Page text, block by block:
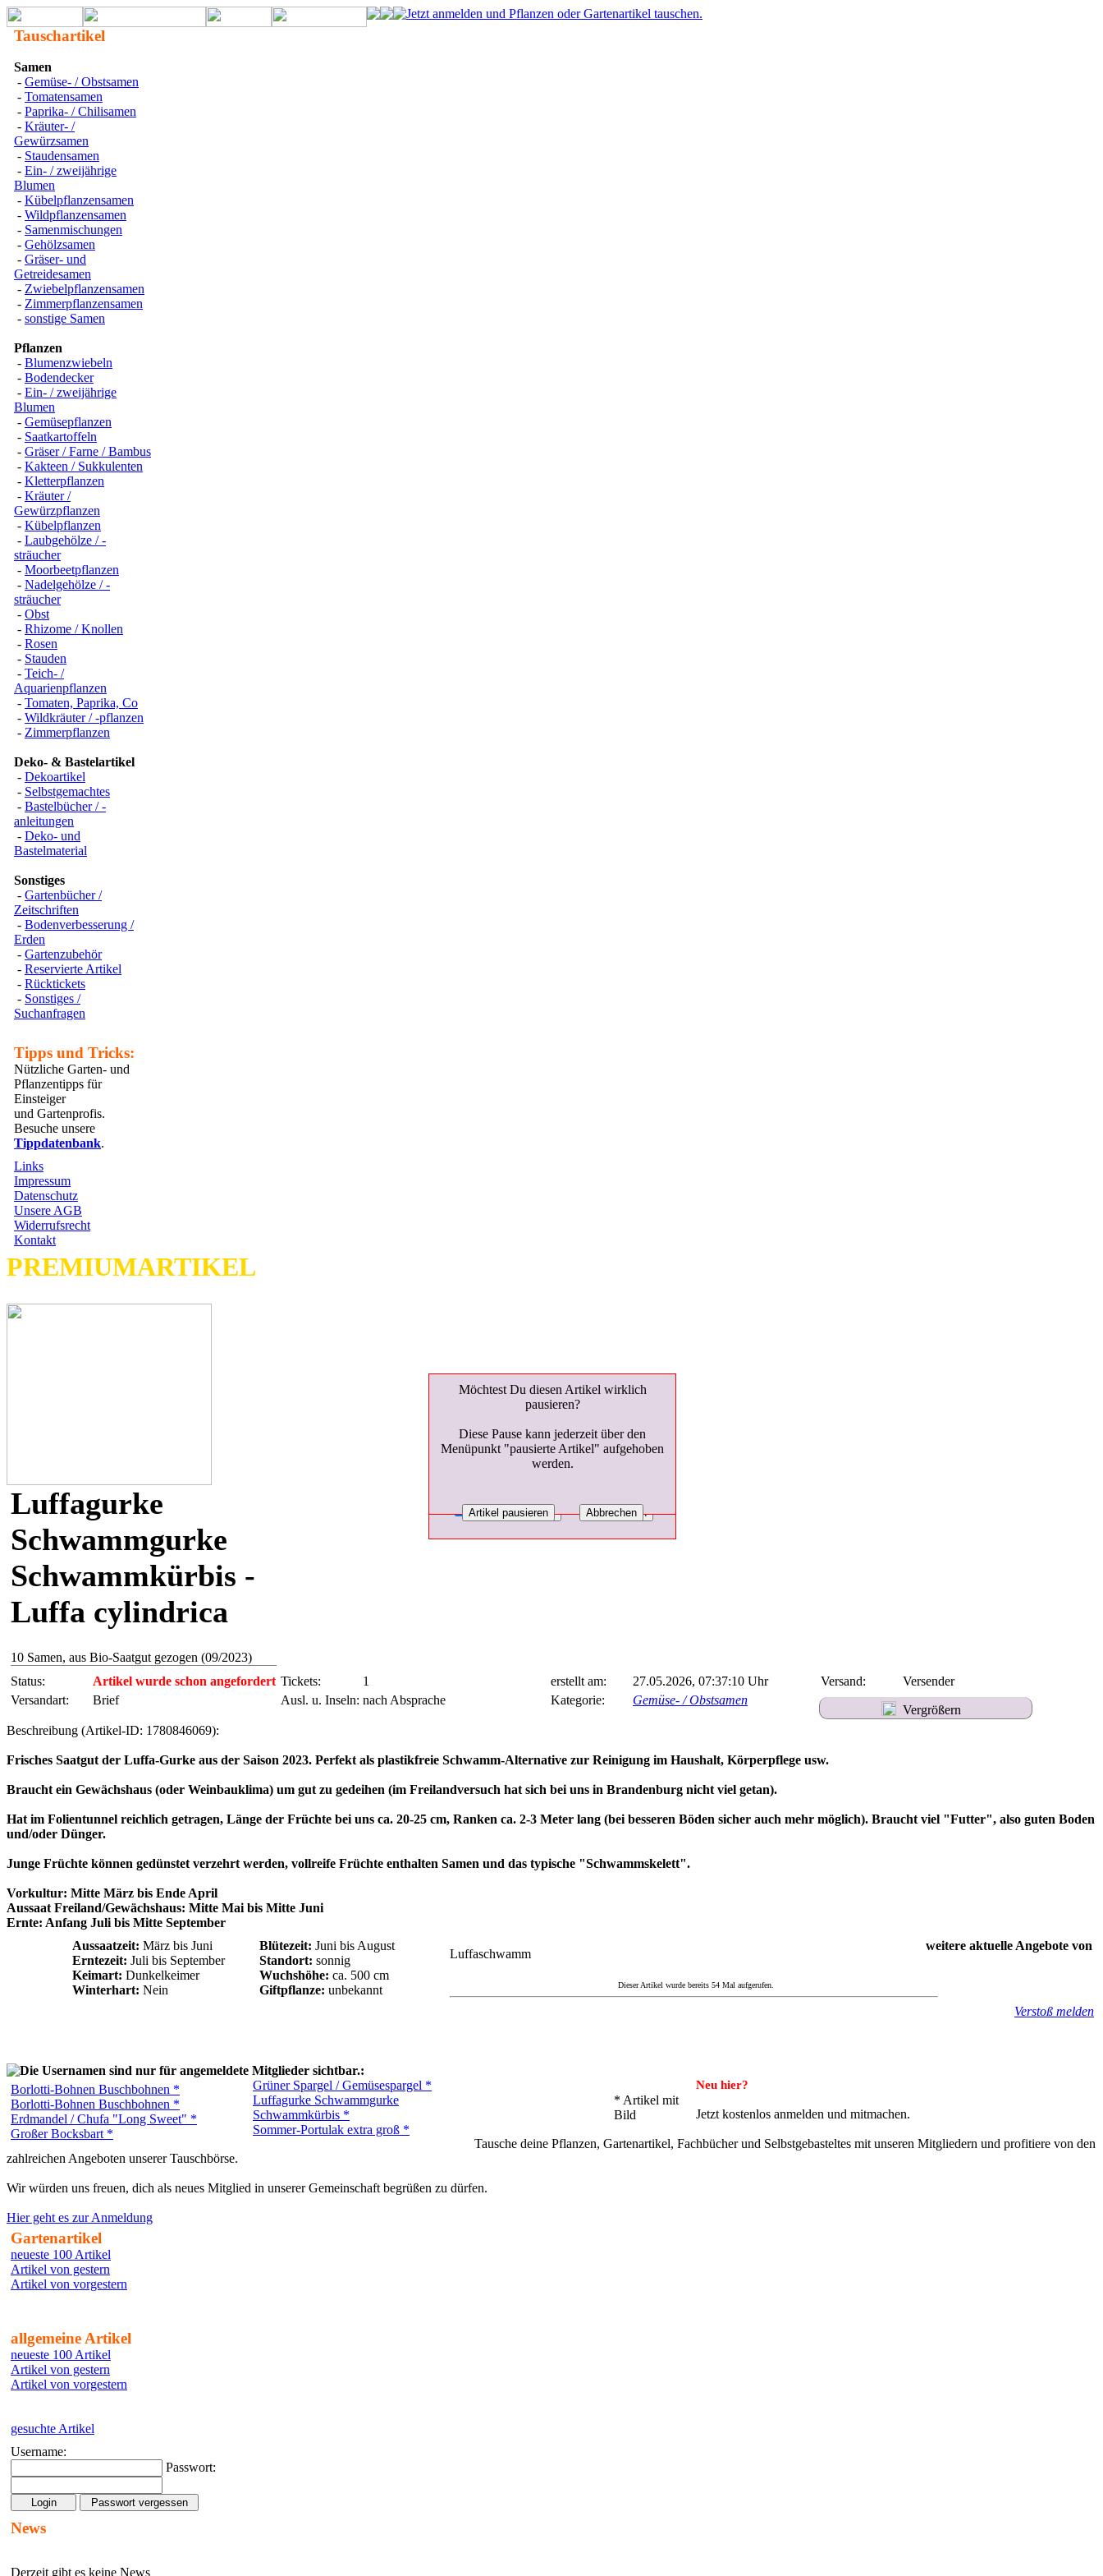
Tauschartikel
Samen
- Gemüse- / Obstsamen
- Tomatensamen
- Paprika- / Chilisamen
- Kräuter- /
Gewürzsamen
- Staudensamen
- Ein- / zweijährige
Blumen
- Kübelpflanzensamen
- Wildpflanzensamen
- Samenmischungen
- Gehölzsamen
- Gräser- und
Getreidesamen
- Zwiebelpflanzensamen
- Zimmerpflanzensamen
- sonstige Samen
Pflanzen
- Blumenzwiebeln
- Bodendecker
- Ein- / zweijährige
Blumen
- Gemüsepflanzen
- Saatkartoffeln
- Gräser / Farne / Bambus
- Kakteen / Sukkulenten
- Kletterpflanzen
- Kräuter /
Gewürzpflanzen
- Kübelpflanzen
- Laubgehölze / -
sträucher
- Moorbeetpflanzen
- Nadelgehölze / -
sträucher
- Obst
- Rhizome / Knollen
- Rosen
- Stauden
- Teich- /
Aquarienpflanzen
- Tomaten, Paprika, Co
- Wildkräuter / -pflanzen
- Zimmerpflanzen
Deko- & Bastelartikel
- Dekoartikel
- Selbstgemachtes
- Bastelbücher / -
anleitungen
- Deko- und
Bastelmaterial
Sonstiges
- Gartenbücher /
Zeitschriften
- Bodenverbesserung /
Erden
- Gartenzubehör
- Reservierte Artikel
- Rücktickets
- Sonstiges /
Suchanfragen
Tipps und Tricks:
Nützliche Garten- und
Pflanzentipps für
Einsteiger
und Gartenprofis.
Besuche unsere
Tippdatenbank.
Links
Impressum
Datenschutz
Unsere AGB
Widerrufsrecht
Kontakt
Möchtest Du diesen Artikel wirklich
anfordern?
Möchtest Du die Pause wirklich aufheben?
Artikel wieder angefordert werden.
Einstelldatum auf heutiges Datum ändern:
Möchtest Du diesen Artikel wirklich
pausieren?
Diese Pause kann jederzeit über den
Menüpunkt "pausierte Artikel" aufgehoben
werden.
PREMIUMARTIKEL
Luffagurke
Schwammgurke
Schwammkürbis -
Luffa cylindrica
10 Samen, aus Bio-Saatgut gezogen (09/2023)
Status:
Artikel wurde schon angefordert Tickets: 1 erstellt am: 27.05.2026, 07:37:10 Uhr Versand:
Versender
Versandart:
Brief Ausl. u. Inseln: nach Absprache Kategorie: Gemüse- / Obstsamen
Vergrößern
Beschreibung (Artikel-ID: 1780846069):
Frisches Saatgut der Luffa-Gurke aus der Saison 2023. Perfekt als plastikfreie Schwamm-Alternative zur Reinigung im Haushalt, Körperpflege usw.
Braucht ein Gewächshaus (oder Weinbauklima) um gut zu gedeihen (im Freilandversuch hat sich bei uns in Brandenburg nicht viel getan).
Hat im Folientunnel reichlich getragen, Länge der Früchte bei uns ca. 20-25 cm, Ranken ca. 2-3 Meter lang (bei besseren Böden sicher auch mehr möglich). Braucht viel "Futter", also guten Boden
und/oder Dünger.
Junge Früchte können gedünstet verzehrt werden, vollreife Früchte enthalten Samen und das typische "Schwammskelett".
Vorkultur: Mitte März bis Ende April
Aussaat Freiland/Gewächshaus: Mitte Mai bis Mitte Juni
Ernte: Anfang Juli bis Mitte September
Aussaatzeit: März bis Juni Blütezeit: Juni bis August
Erntezeit: Juli bis September Standort: sonnig
Keimart: Dunkelkeimer Wuchshöhe: ca. 500 cm
Winterhart: Nein Giftpflanze: unbekannt
Luffaschwamm
Dieser Artikel wurde bereits 54 Mal aufgerufen.
Verstoß melden
weitere aktuelle Angebote von
:
Borlotti-Bohnen Buschbohnen *
Borlotti-Bohnen Buschbohnen *
Erdmandel / Chufa "Long Sweet" *
Großer Bocksbart *
Grüner Spargel / Gemüsespargel *
Luffagurke Schwammgurke
Schwammkürbis *
Sommer-Portulak extra groß *
* Artikel mit
Bild
Neu hier?
Jetzt kostenlos anmelden und mitmachen.
Tausche deine Pflanzen, Gartenartikel, Fachbücher und Selbstgebasteltes mit unseren Mitgliedern und profitiere von den
zahlreichen Angeboten unserer Tauschbörse.
Wir würden uns freuen, dich als neues Mitglied in unserer Gemeinschaft begrüßen zu dürfen.
Hier geht es zur Anmeldung
Gartenartikel
neueste 100 Artikel
Artikel von gestern
Artikel von vorgestern
allgemeine Artikel
neueste 100 Artikel
Artikel von gestern
Artikel von vorgestern
gesuchte Artikel
Username:
Passwort:
News
Derzeit gibt es keine News